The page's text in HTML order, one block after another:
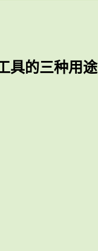
具的三种用途